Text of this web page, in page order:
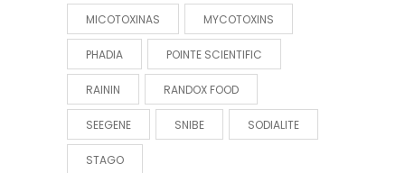
MICOTOXINAS MYCOTOXINS
PHADIA POINTE SCIENTIFIC
RAININ RANDOX FOOD
SEEGENE SNIBE SODIALITE
STAGO